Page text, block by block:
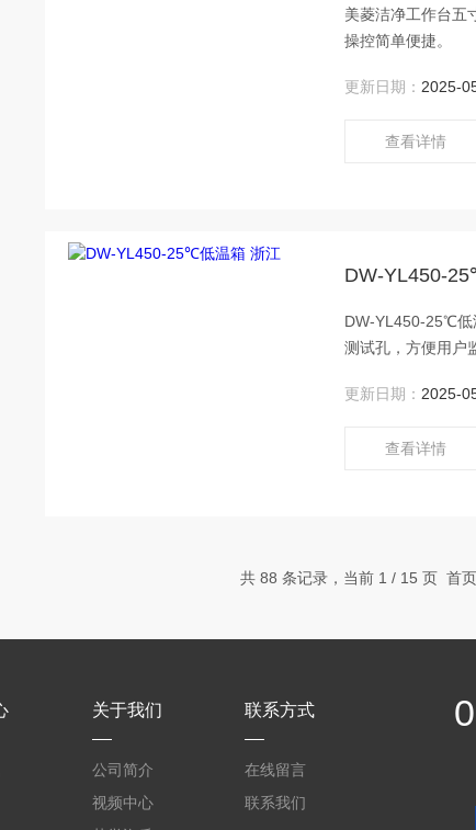
美菱洁净工作台五
操控简单便捷。
更新日期： 2025-
查看详情
DW-YL450-
DW-YL450-25℃低
测试孔，方便用户
更新日期： 2025-
查看详情
共 88 条记录，当前 1 / 15 页 首
关于我们
公司简介
视频中心
联系方式
在线留言
联系我们